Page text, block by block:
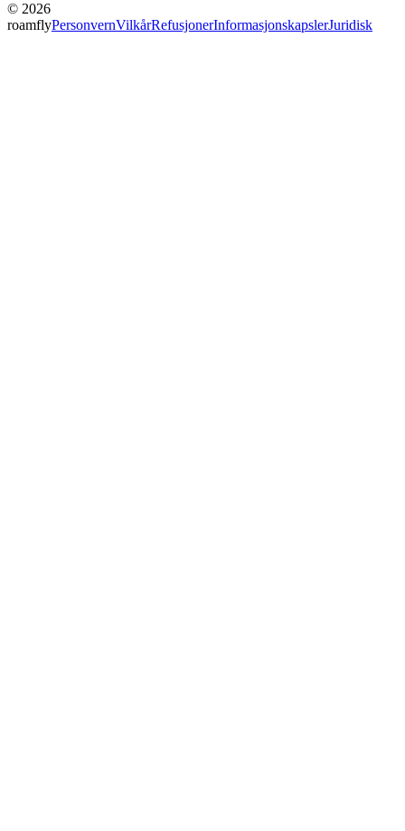
© 2026
roamflyPersonvernVilkårRefusjonerInformasjonskapslerJuridisk